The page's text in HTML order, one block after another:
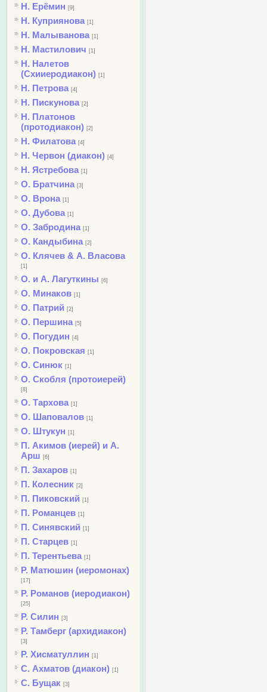
Н. Ерёмин [9]
Н. Куприянова [1]
Н. Малыванова [1]
Н. Мастилович [1]
Н. Налетов
(Схииеродиакон) [1]
Н. Петрова [4]
Н. Пискунова [2]
Н. Платонов
(протодиакон) [2]
Н. Филатова [4]
Н. Червон (диакон) [4]
Н. Ястребова [1]
О. Братчина [3]
О. Врона [1]
О. Дубова [1]
О. Забродина [1]
О. Кандыбина [2]
О. Клячев & А. Власова
[1]
О. и А. Лагуткины [6]
О. Минаков [1]
О. Патрий [2]
О. Першина [5]
О. Погудин [4]
О. Покровская [1]
О. Синюк [1]
О. Скобля (протоиерей)
[8]
О. Тархова [1]
О. Шаповалов [1]
О. Штукун [1]
П. Акимов (иерей) и А.
Арш [6]
П. Захаров [1]
П. Колесник [2]
П. Пиковский [1]
П. Романцев [1]
П. Синявский [1]
П. Старцев [1]
П. Терентьева [1]
Р. Матюшин (иеромонах)
[17]
Р. Романов (иеродиакон)
[25]
Р. Силин [3]
Р. Тамберг (архидиакон)
[3]
Р. Хисматуллин [1]
С. Ахматов (диакон) [1]
С. Бущак [3]